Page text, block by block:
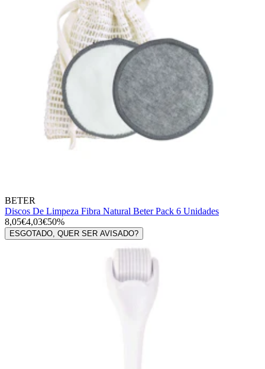
BETER
Discos De Limpeza Fibra Natural Beter Pack 6 Unidades
8,05€4,03€50%
ESGOTADO, QUER SER AVISADO?